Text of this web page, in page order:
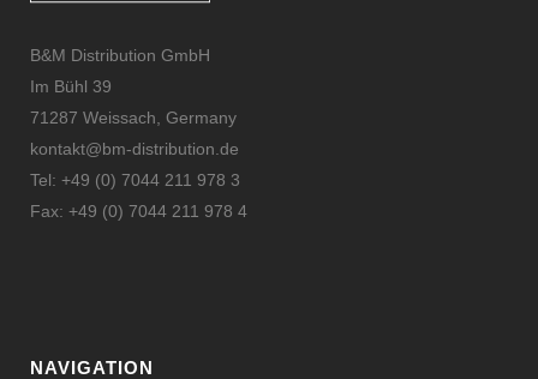
B&M Distribution GmbH
Im Bühl 39
71287 Weissach, Germany
kontakt@bm-distribution.de
Tel: +49 (0) 7044 211 978 3
Fax: +49 (0) 7044 211 978 4
NAVIGATION